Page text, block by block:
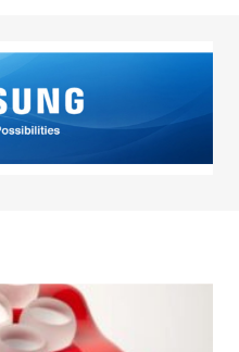
no será
están